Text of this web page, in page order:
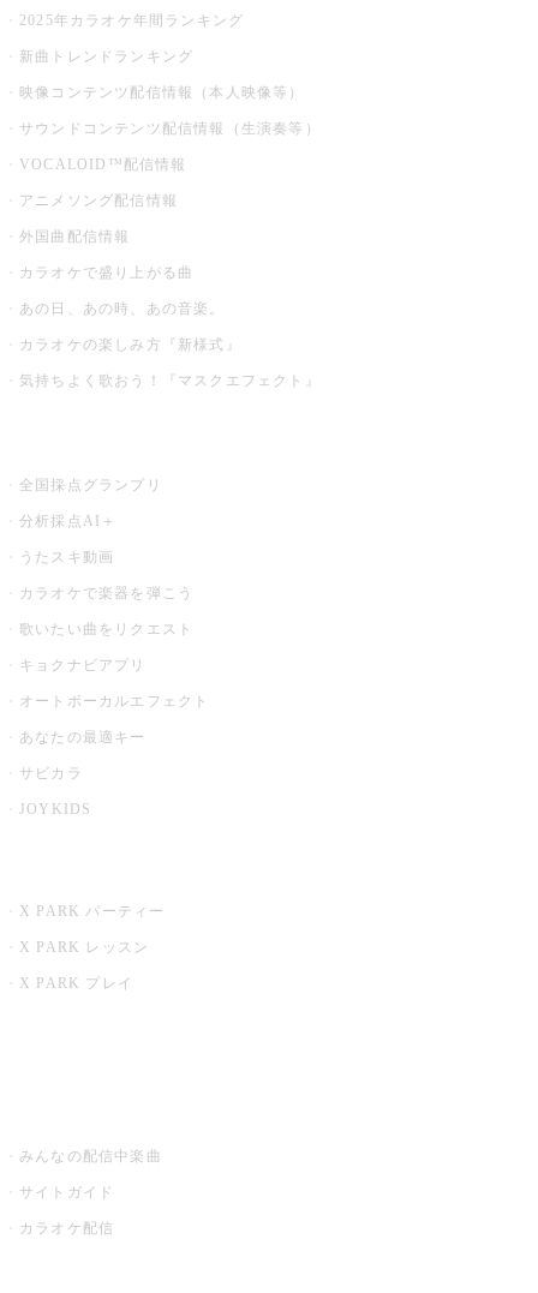
2025年カラオケ年間ランキング
新曲トレンドランキング
映像コンテンツ配信情報（本人映像等）
サウンドコンテンツ配信情報（生演奏等）
VOCALOID™配信情報
アニメソング配信情報
外国曲配信情報
カラオケで盛り上がる曲
あの日、あの時、あの音楽。
カラオケの楽しみ方『新様式』
気持ちよく歌おう！『マスクエフェクト』
全国採点グランプリ
分析採点AI＋
うたスキ動画
カラオケで楽器を弾こう
歌いたい曲をリクエスト
キョクナビアプリ
オートボーカルエフェクト
あなたの最適キー
サビカラ
JOYKIDS
X PARK パーティー
X PARK レッスン
X PARK プレイ
みんなの配信中楽曲
サイトガイド
カラオケ配信